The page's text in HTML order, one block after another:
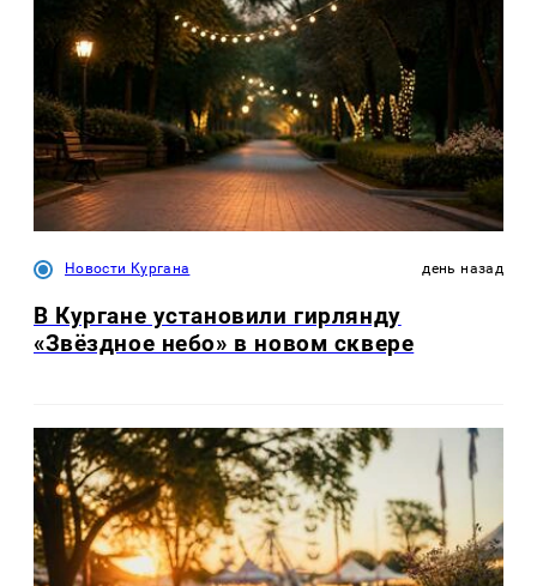
Новости Кургана день назад
В Кургане установили гирлянду
«Звёздное небо» в новом сквере